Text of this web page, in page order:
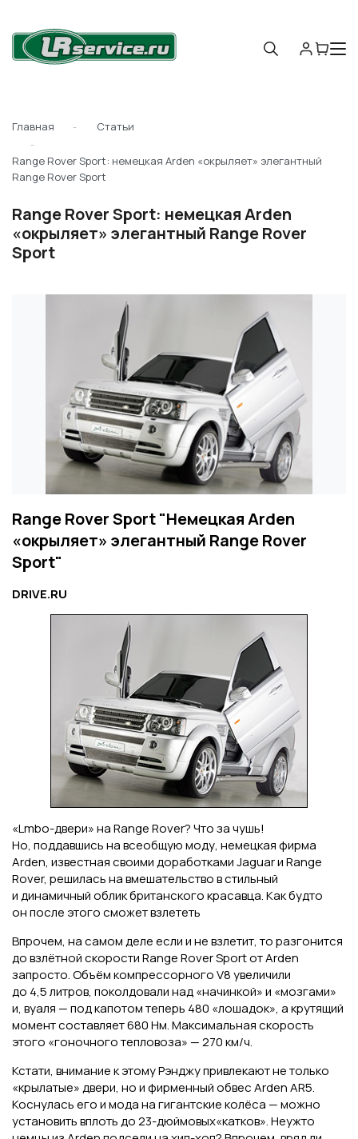
Главная Статьи
Range Rover Sport: немецкая Arden «окрыляет» элегантный
Range Rover Sport
Range Rover Sport: немецкая Arden
«окрыляет» элегантный Range Rover
Sport
Range Rover Sport "Немецкая Arden
«окрыляет» элегантный Range Rover
Sport"
DRIVE.RU
«Lmbo-двери» на Range Rover? Что за чушь!
Но, поддавшись на всеобщую моду, немецкая фирма
Arden, известная своими доработками Jaguar и Range
Rover, решилась на вмешательство в стильный
и динамичный облик британского красавца. Как будто
он после этого сможет взлететь
Впрочем, на самом деле если и не взлетит, то разгонится
до взлётной скорости Range Rover Sport от Arden
запросто. Объём компрессорного V8 увеличили
до 4,5 литров, поколдовали над «начинкой» и «мозгами»
и, вуаля — под капотом теперь 480 «лошадок», а крутящий
момент составляет 680 Нм. Максимальная скорость
этого «гоночного тепловоза» — 270 км/ч.
Кстати, внимание к этому Рэнджу привлекают не только
«крылатые» двери, но и фирменный обвес Arden AR5.
Коснулась его и мода на гигантские колёса — можно
установить вплоть до 23-дюймовых«катков». Неужто